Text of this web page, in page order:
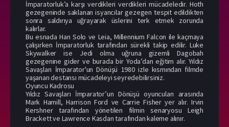
İmparatorluk’a karşı verdikleri verdikleri mücadeledir. Hoth
gezegeninde saklanan isyancılar gezegen tespit edildikten
sonra saldırıya uğrayarak üslerini terk etmek zorunda
kalırlar.
Bu esnada Han Solo ve Leia, Millennium Falcon ile kaçmaya
çalışırken İmparatorluk tarafından sürekli takip edilir. Luke
Skywalker ise Jedi olma uğruna gizemli Dagobah
gezegenine gider ve burada bir Yoda’dan eğitim alır. Yıldız
Savaşları İmparator'un Dönüşü 1980 izle kısmından filmde
yaşanan destansı mücadeleyi seyredebilirsiniz.
Oyuncu Kadrosu
Yıldız Savaşları İmparator’un Dönüşü oyuncuları arasında
Mark Hamill, Harrison Ford ve Carrie Fisher yer alır. Irvin
Kershner tarafından yönetilen filmin senaryosu Leigh
Brackett ve Lawrence Kasdan tarafından kaleme alınır.